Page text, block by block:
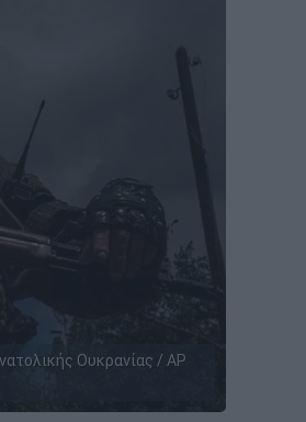
Ουκρανίας / AP